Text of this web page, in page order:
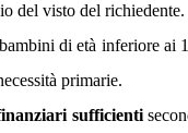
del visto del richiedente.
di età inferiore ai
primarie.
sufficienti